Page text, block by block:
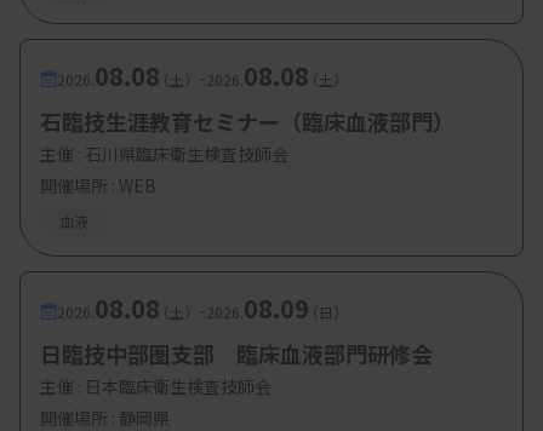
2026. 08.08（土） -2026. 08.08（土）
石臨技生涯教育セミナー（臨床血液部門）
主催 : 石川県臨床衛生検査技師会
開催場所 : WEB
血液
2026. 08.08（土） -2026. 08.09（日）
日臨技中部圏支部 臨床血液部門研修会
主催 : 日本臨床衛生検査技師会
開催場所 : 静岡県